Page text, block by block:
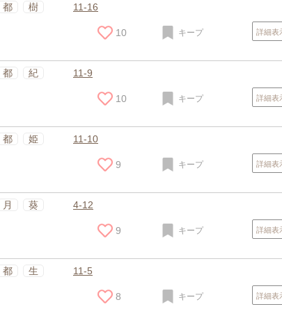
都 樹 11-16
10 キープ 詳細表
都 紀 11-9
10 キープ 詳細表
都 姫 11-10
9 キープ 詳細表
月 葵 4-12
9 キープ 詳細表
都 生 11-5
8 キープ 詳細表